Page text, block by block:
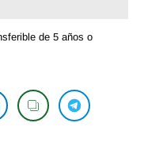
de 5 años o